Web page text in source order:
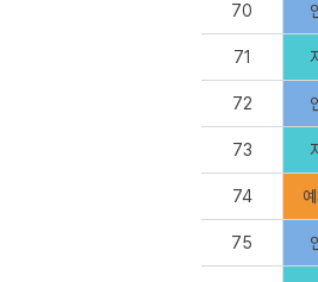
70
71
72
73
74
75